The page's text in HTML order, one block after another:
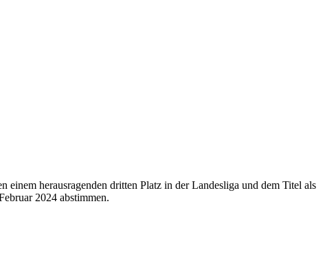
herausragenden dritten Platz in der Landesliga und dem Titel als
2024 abstimmen.